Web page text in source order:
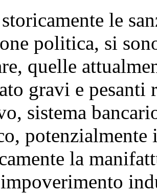
le
politica, si
quelle
gravi e pesanti
sistema
la